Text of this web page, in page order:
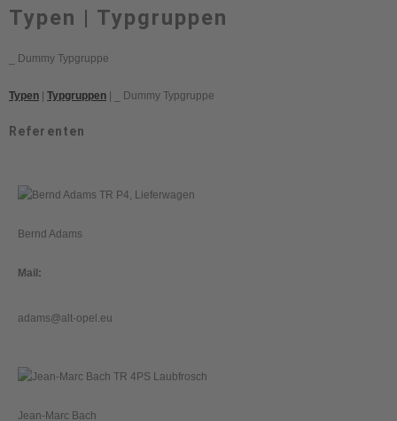
Typen | Typgruppen
_ Dummy Typgruppe
Typen Typgruppen | _ Dummy Typgruppe
Referenten
Bernd Adams
Mail:
adams@alt-opel.eu
Jean-Marc Bach